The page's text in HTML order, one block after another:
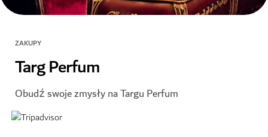
ZAKUPY
Targ Perfum
Obudź swoje zmysły na Targu Perfum